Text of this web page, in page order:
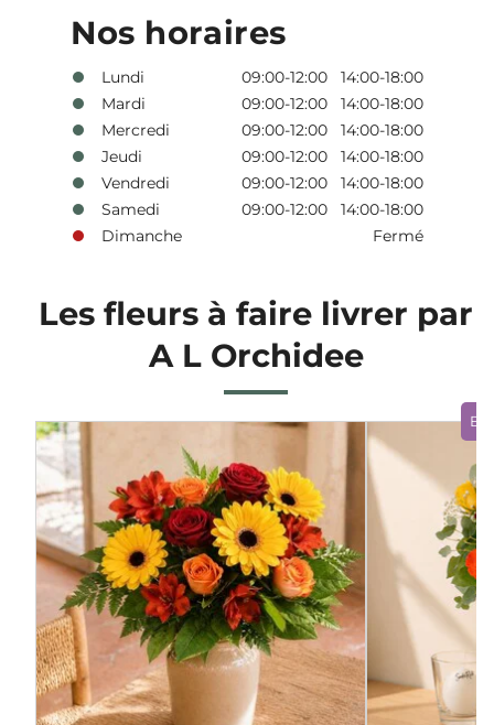
Nos horaires
Lundi
09:00-12:00 14:00-18:00
Mardi
09:00-12:00 14:00-18:00
Mercredi
09:00-12:00 14:00-18:00
Jeudi
09:00-12:00 14:00-18:00
Vendredi
09:00-12:00 14:00-18:00
Samedi
09:00-12:00 14:00-18:00
Dimanche
Fermé
Les fleurs à faire livrer par
A L Orchidee